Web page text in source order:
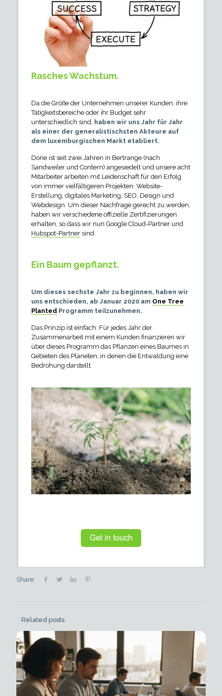
Rasches Wachstum.
Da die Größe der Unternehmen unserer Kunden, ihre
Tätigkeitsbereiche oder ihr Budget sehr
unterschiedlich sind,
haben wir uns Jahr für Jahr
als einer der generalistischsten Akteure auf
dem luxemburgischen Markt etabliert.
Done ist seit zwei Jahren in Bertrange (nach
Sandweiler und Contern) angesiedelt und unsere acht
Mitarbeiter arbeiten mit Leidenschaft für den Erfolg
von immer vielfältigeren Projekten: Website-
Erstellung, digitales Marketing, SEO, Design und
Webdesign. Um dieser Nachfrage gerecht zu werden,
haben wir verschiedene offizielle Zertifizierungen
erhalten, so dass wir nun Google Cloud-Partner und
Hubspot-Partnersind.
Ein Baum gepflanzt.
Um dieses sechste Jahr zu beginnen, haben wir
uns entschieden, ab Januar 2020 am One Tree
PlantedProgramm teilzunehmen.
Das Prinzip ist einfach: Für jedes Jahr der
Zusammenarbeit mit einem Kunden finanzieren wir
über dieses Programm das Pflanzen eines Baumes in
Gebieten des Planeten, in denen die Entwaldung eine
Bedrohung darstellt.
Share
Related posts